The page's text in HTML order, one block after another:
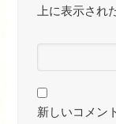
上に表示され
新しいコメン